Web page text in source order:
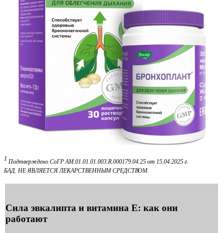
1 Подтверждено СоГР AM.01.01.01.003.R.000179.04.25 от 15.04.2025 г.
БАД. НЕ ЯВЛЯЕТСЯ ЛЕКАРСТВЕННЫМ СРЕДСТВОМ.
Сила эвкалипта и витамина Е: как они
работают